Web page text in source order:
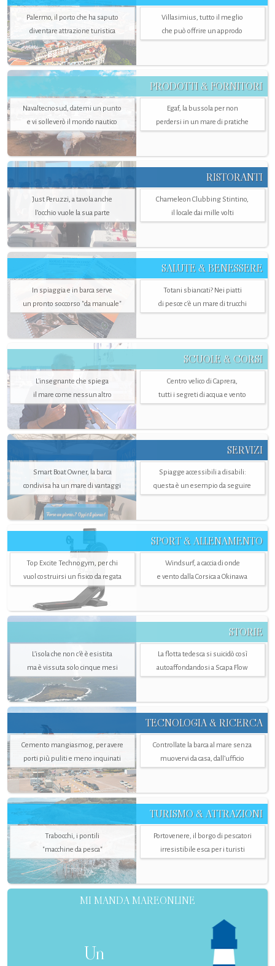
Palermo, il porto che ha saputo
diventare attrazione turistica
Villasimius, tutto il meglio
che può offrire un approdo
PRODOTTI & FORNITORI
Navaltecnosud, datemi un punto
e vi solleverò il mondo nautico
Egaf, la bussola per non
perdersi in un mare di pratiche
RISTORANTI
Just Peruzzi, a tavola anche
l’occhio vuole la sua parte
Chameleon Clubbing Stintino,
il locale dai mille volti
SALUTE & BENESSERE
In spiaggia e in barca serve
un pronto soccorso "da manuale"
Totani sbiancati? Nei piatti
di pesce c'è un mare di trucchi
SCUOLE & CORSI
L'insegnante che spiega
il mare come nessun altro
Centro velico di Caprera,
tutti i segreti di acqua e vento
SERVIZI
Smart Boat Owner, la barca
condivisa ha un mare di vantaggi
Spiagge accessibili a disabili:
questa è un esempio da seguire
SPORT & ALLENAMENTO
Top Excite Technogym, per chi
vuol costruirsi un fisico da regata
Windsurf, a caccia di onde
e vento dalla Corsica a Okinawa
STORIE
L’isola che non c'è è esistita
ma è vissuta solo cinque mesi
La flotta tedesca si suicidò così
autoaffondandosi a Scapa Flow
TECNOLOGIA & RICERCA
Cemento mangiasmog, per avere
porti più puliti e meno inquinati
Controllate la barca al mare senza
muovervi da casa, dall’ufficio
TURISMO & ATTRAZIONI
Trabocchi, i pontili
"macchine da pesca"
Portovenere, il borgo di pescatori
irresistibile esca per i turisti
MI MANDA MAREONLINE
Un